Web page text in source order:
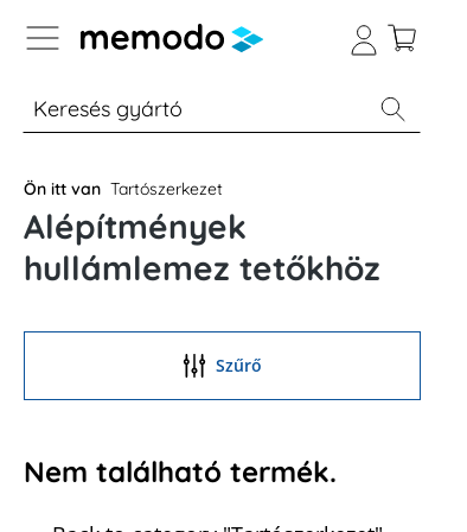
to B2B platform navigation
% Akció Otthoni energiatárolók
Ön itt van Tartószerkezet
Alépítmények
hullámlemez tetőkhöz
Szűrő
Nem található termék.